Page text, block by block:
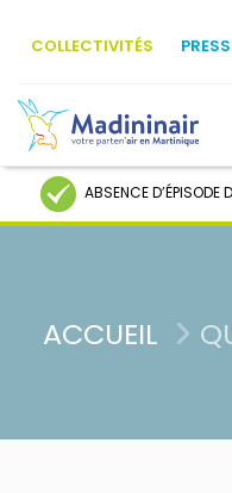
COLLECTIVITÉS
ABSENCE D’ÉPISODE
ACCUEIL